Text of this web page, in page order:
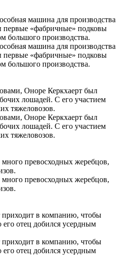
машина для производства
первые «фабричные» подковы
большого производства.
машина для производства
первые «фабричные» подковы
большого производства.
Оноре Керкхаерт был
лошадей. С его участием
тяжеловозов.
Оноре Керкхаерт был
лошадей. С его участием
тяжеловозов.
превосходных жеребцов,
превосходных жеребцов,
в компанию, чтобы
его отец добился усердным
в компанию, чтобы
его отец добился усердным